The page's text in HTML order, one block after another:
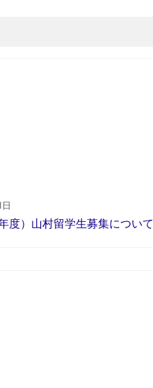
度）山村留学生募集について